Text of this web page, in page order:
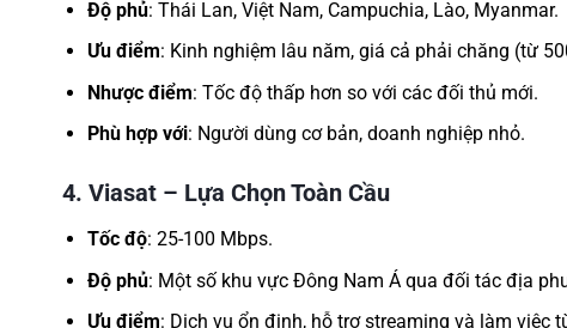
Độ phủ: Thái Lan, Việt Nam, Campuchia, Lào, Myanmar.
Ưu điểm: Kinh nghiệm lâu năm, giá cả phải chăng (từ
Nhược điểm: Tốc độ thấp hơn so với các đối thủ mới.
Phù hợp với: Người dùng cơ bản, doanh nghiệp nhỏ.
4. Viasat – Lựa Chọn Toàn Cầu
Tốc độ: 25-100 Mbps.
Độ phủ: Một số khu vực Đông Nam Á qua đối tác địa
Ưu điểm: Dịch vụ ổn định, hỗ trợ streaming và làm việc